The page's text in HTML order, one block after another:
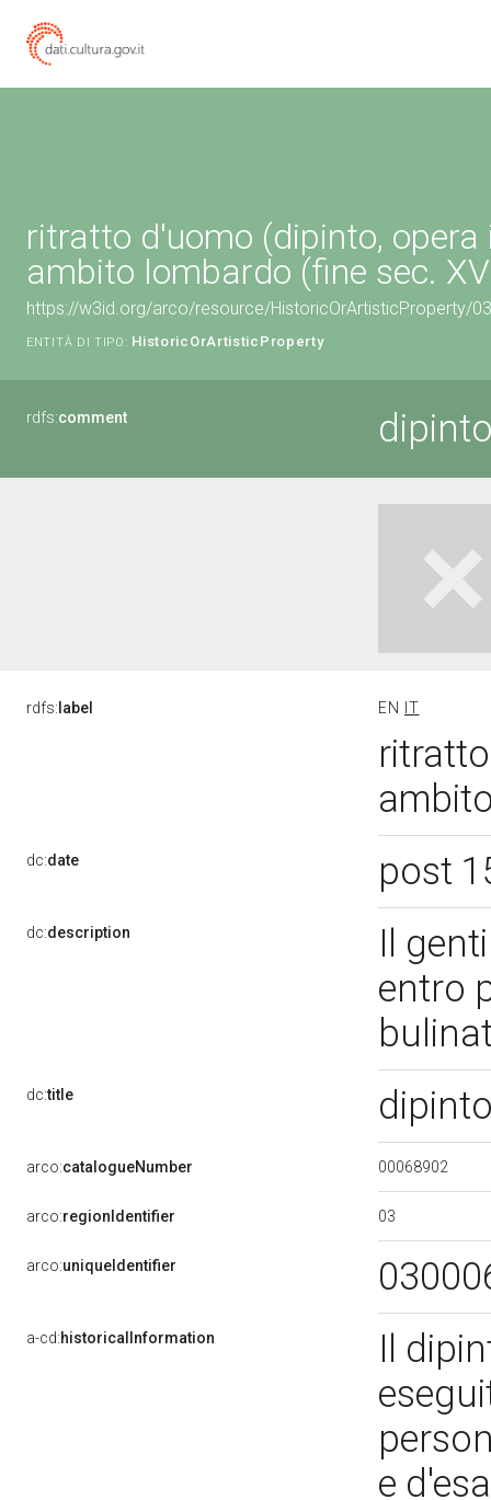
ritratto d'uomo (dipinto, opera
ambito lombardo (fine sec.
https://w3id.org/arco/resource/HistoricOrArtisticProperty/
ENTITÀ DI TIPO: HistoricOrArtisticProperty
rdfs:comment
rdfs: label EN IT
dc:date post
dc:description
Il
entro
dc:title
arco:catalogueNumber 00068902
arco:regionIdentifier 03
arco:uniqueIdentifier
a-cd:historicalInformation
Il
e